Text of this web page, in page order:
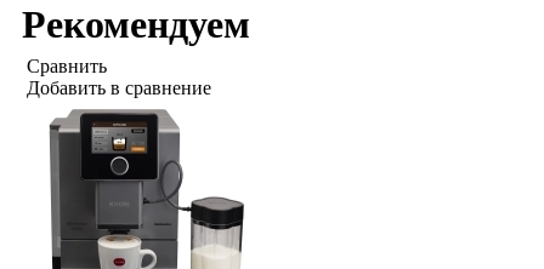
Рекомендуем
Сравнить
Добавить в сравнение